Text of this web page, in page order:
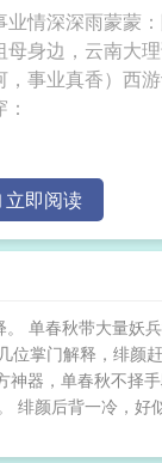
情深深雨蒙蒙
身边，云南大
事业真香）西
事看看戏喝... 综穿：
立即阅读
单春秋带大量妖
位掌门解释，绯颜
器，单春秋不择
绯颜后背一冷，好